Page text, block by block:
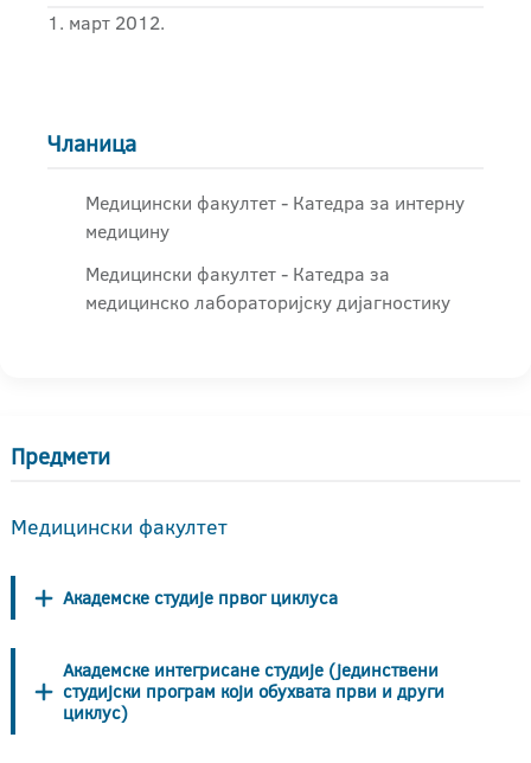
1. март 2012.
Чланица
Медицински факултет - Катедра за интерну
медицину
Медицински факултет - Катедра за
медицинско лабораторијску дијагностику
Предмети
Медицински факултет
Академске студије првог циклуса
Академске интегрисане студије (јединствени
студијски програм који обухвата први и други
циклус)